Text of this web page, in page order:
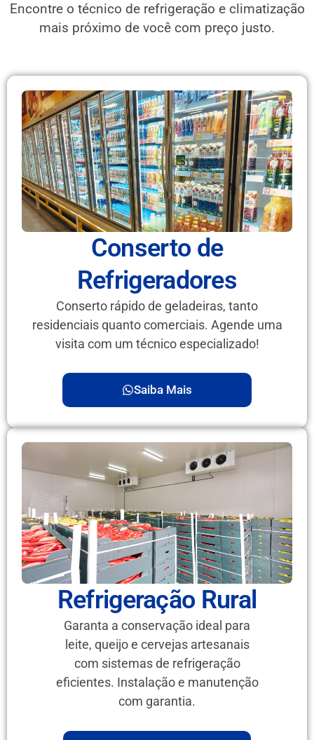
Encontre o técnico de refrigeração e climatização
mais próximo de você com preço justo.
Conserto de
Refrigeradores
Conserto rápido de geladeiras, tanto
residenciais quanto comerciais. Agende uma
visita com um técnico especializado!
Saiba Mais
Refrigeração Rural
Garanta a conservação ideal para
leite, queijo e cervejas artesanais
com sistemas de refrigeração
eficientes. Instalação e manutenção
com garantia.